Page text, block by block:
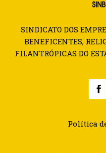
SINDICATO DOS
BENEFICENTES,
FILANTRÓPICAS DO
Política